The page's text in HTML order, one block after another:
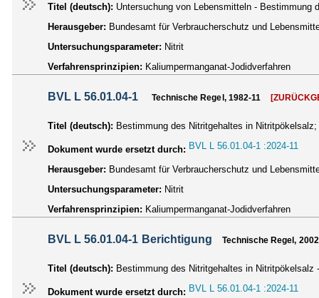
Titel (deutsch): Untersuchung von Lebensmitteln - Bestimmung
Herausgeber: Bundesamt für Verbraucherschutz und
Untersuchungsparameter: Nitrit
Verfahrensprinzipien: Kaliumpermanganat-Jodidverfahren
BVL L 56.01.04-1 Technische Regel, 1982-11
Titel (deutsch): Bestimmung des Nitritgehaltes in
Dokument wurde ersetzt durch: BVL L 56.01.04-1 :2024-11
Herausgeber: Bundesamt für Verbraucherschutz und
Untersuchungsparameter: Nitrit
Verfahrensprinzipien: Kaliumpermanganat-Jodidverfahren
BVL L 56.01.04-1 Berichtigung Technische Regel,
Titel (deutsch): Bestimmung des Nitritgehaltes in Nitritpökelsalz
Dokument wurde ersetzt durch: BVL L 56.01.04-1 :2024-11